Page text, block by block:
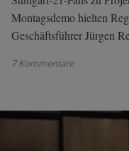
Montagsdemo hielten
Geschäftsführer Jürgen
7 Kommentare